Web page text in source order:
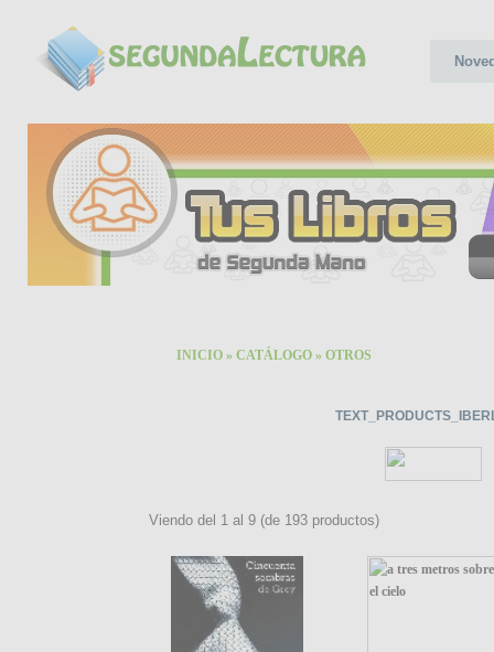
INICIO » CATÁLOGO » OTROS
Viendo del 1 al 9 (de 193 productos)